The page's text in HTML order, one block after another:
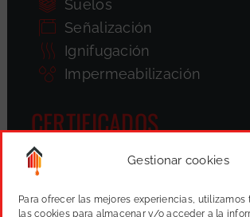
Gestionar cookies
Para ofrecer las mejores experiencias,
las cookies para almacenar y/o acceder a la
Suelos
Señalización
Ignifugación
Impermeabilización
CERTIFICADOS